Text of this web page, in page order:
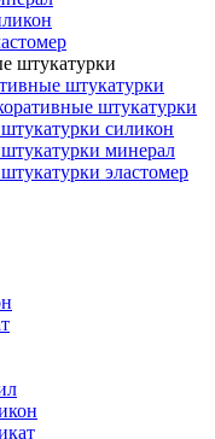
штукатурки
штукатурки
штукатурки
силикон
минерал
эластомер